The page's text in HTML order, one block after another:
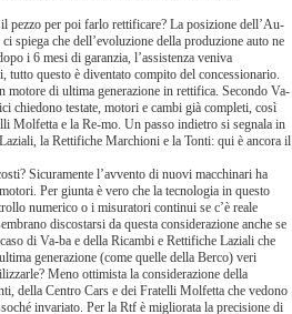
pezzo per poi farlo rettificare? La posizione dell’Au-
spiega che dell’evoluzione della produzione auto ne
i 6 mesi di garanzia, l’assistenza veniva
tutto questo è diventato compito del concessionario.
motore di ultima generazione in rettifica. Secondo Va-
chiedono testate, motori e cambi già completi, così
Molfetta e la Re-mo. Un passo indietro si segnala in
la Rettifiche Marchioni e la Tonti: qui è ancora il
Sicuramente l’avvento di nuovi macchinari ha
Per giunta è vero che la tecnologia in questo
numerico o i misuratori continui se c’è reale
discostarsi da questa considerazione anche se
di Va-ba e della Ricambi e Rettifiche Laziali che
generazione (come quelle della Berco) veri
Meno ottimista la considerazione della
della Centro Cars e dei Fratelli Molfetta che vedono
invariato. Per la Rtf è migliorata la precisione di